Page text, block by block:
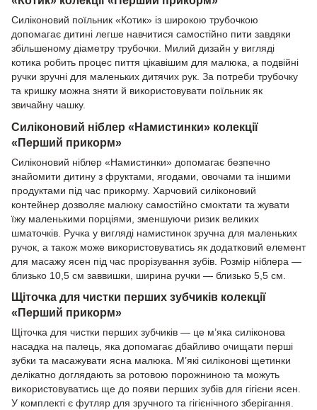
Силіконовий поїльник «Котик» із широкою трубочкою
допомагає дитині легше навчитися самостійно пити завдяки
збільшеному діаметру трубочки. Милий дизайн у вигляді
котика робить процес пиття цікавішим для малюка, а подвійні
ручки зручні для маленьких дитячих рук. За потреби трубочку
та кришку можна зняти й використовувати поїльник як
звичайну чашку.
Силіконовий ніблер «Намистинки» колекції
«Перший прикорм»
Силіконовий ніблер «Намистинки» допомагає безпечно
знайомити дитину з фруктами, ягодами, овочами та іншими
продуктами під час прикорму. Харчовий силіконовий
контейнер дозволяє малюку самостійно смоктати та жувати
їжу маленькими порціями, зменшуючи ризик великих
шматочків. Ручка у вигляді намистинок зручна для маленьких
ручок, а також може використовуватись як додатковий елемент
для масажу ясен під час прорізування зубів. Розмір ніблера —
близько 10,5 см заввишки, ширина ручки — близько 5,5 см.
Щіточка для чистки перших зубчиків колекції
«Перший прикорм»
Щіточка для чистки перших зубчиків — це м’яка силіконова
насадка на палець, яка допомагає дбайливо очищати перші
зубки та масажувати ясна малюка. М’які силіконові щетинки
делікатно доглядають за ротовою порожниною та можуть
використовуватись ще до появи перших зубів для гігієни ясен.
У комплекті є футляр для зручного та гігієнічного зберігання.